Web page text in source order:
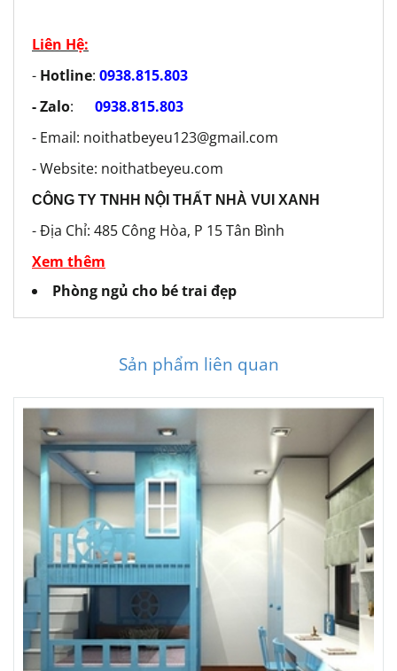
Liên Hệ:
- Hotline: 0938.815.803
- Zalo: 0938.815.803
- Email: noithatbeyeu123@gmail.com
- Website: noithatbeyeu.com
CÔNG TY TNHH NỘI THẤT NHÀ VUI XANH
- Địa Chỉ: 485 Công Hòa, P 15 Tân Bình
Xem thêm
Phòng ngủ cho bé trai đẹp
Sản phẩm liên quan